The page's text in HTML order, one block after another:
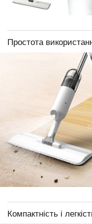
Простота
Компактність і